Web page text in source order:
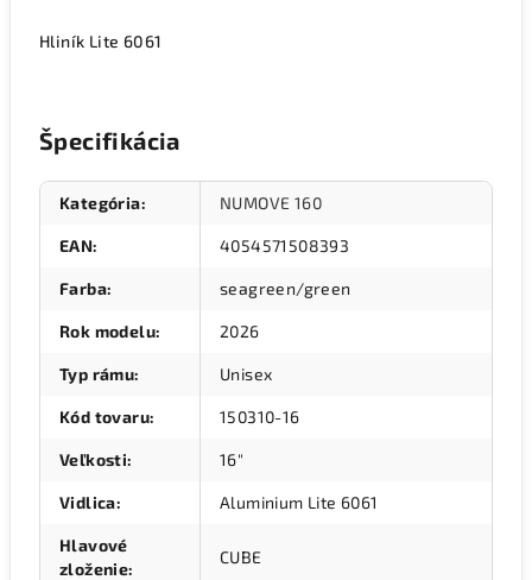
Hliník Lite 6061
Špecifikácia
Kategória: NUMOVE 160
EAN: 4054571508393
Farba: seagreen/green
Rok modelu: 2026
Typ rámu: Unisex
Kód tovaru: 150310-16
Veľkosti: 16"
Vidlica: Aluminium Lite 6061
Hlavové
zloženie:
CUBE